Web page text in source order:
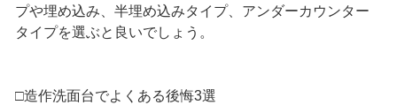
プや埋め込み、半埋め込みタイプ、アンダーカウンター
タイプを選ぶと良いでしょう。
□造作洗面台でよくある後悔3選